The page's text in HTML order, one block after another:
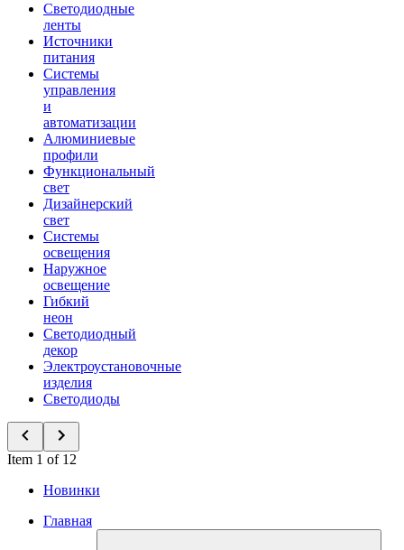
Светодиодные
ленты
Источники
питания
Системы
управления
и
автоматизации
Алюминиевые
профили
Функциональный
свет
Дизайнерский
свет
Системы
освещения
Наружное
освещение
Гибкий
неон
Светодиодный
декор
Электроустановочные
изделия
Светодиоды
Item 1 of 12
Новинки
Главная